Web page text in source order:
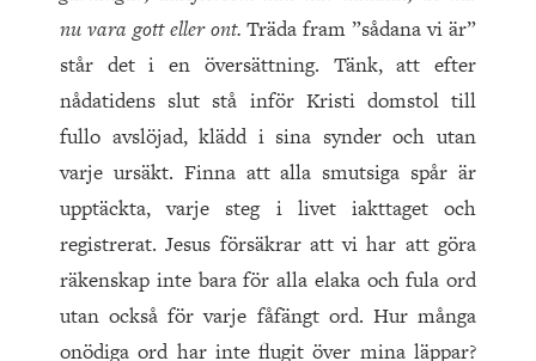
nu vara gott eller ont.Träda fram ”sådana vi är”
står det i en översättning. Tänk, att efter
nådatidens slut stå inför Kristi domstol till
fullo avslöjad, klädd i sina synder och utan
varje ursäkt. Finna att alla smutsiga spår är
upptäckta, varje steg i livet iakttaget och
registrerat. Jesus försäkrar att vi har att göra
räkenskap inte bara för alla elaka och fula ord
utan också för varje fåfängt ord. Hur många
onödiga ord har inte flugit över mina läppar?